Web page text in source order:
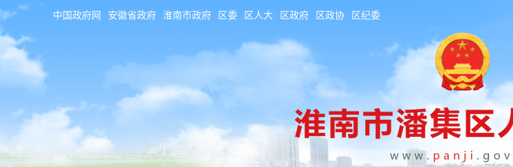
中国政府网 安徽省政府 淮南市政府 区委 区人大 区政府 区政协 区纪委